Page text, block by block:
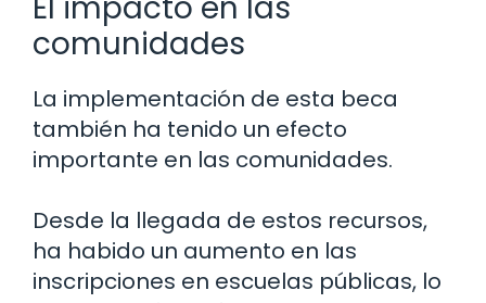
comunidades
La implementación de esta beca
también ha tenido un efecto
importante en las comunidades.
Desde la llegada de estos recursos,
ha habido un aumento en las
inscripciones en escuelas públicas, lo